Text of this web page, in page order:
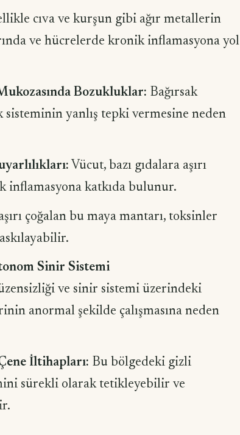
cıva ve kurşun gibi ağır metallerin
ve hücrelerde kronik inflamasyona yol
Bozukluklar: Bağırsak
sisteminin yanlış tepki vermesine neden
Vücut, bazı gıdalara aşırı
inflamasyona katkıda bulunur.
çoğalan bu maya mantarı, toksinler
Sinir Sistemi
ve sinir sistemi üzerindeki
anormal şekilde çalışmasına neden
İltihapları: Bu bölgedeki gizli
sürekli olarak tetikleyebilir ve